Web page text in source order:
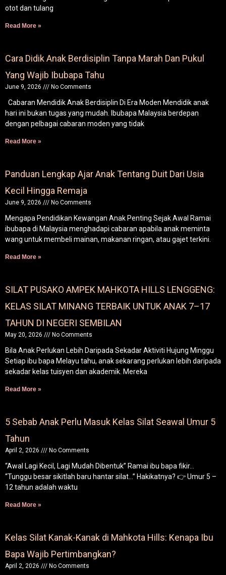
otot dan tulang
Read More »
Cara Didik Anak Berdisiplin Tanpa Marah Dan Pukul
Yang Wajib Ibubapa Tahu
June 9, 2026 No Comments
Cabaran Mendidik Anak Berdisiplin Di Era Moden Mendidik anak
hari ini bukan tugas yang mudah. Ibubapa Malaysia berdepan
dengan pelbagai cabaran moden yang tidak
Read More »
Panduan Lengkap Ajar Anak Tentang Duit Dari Usia
Kecil Hingga Remaja
June 9, 2026 No Comments
Mengapa Pendidikan Kewangan Anak Penting Sejak Awal Ramai
ibubapa di Malaysia menghadapi cabaran apabila anak meminta
wang untuk membeli mainan, makanan ringan, atau gajet terkini.
Read More »
SILAT PUSAKO AMPEK MAHKOTA HILLS LENGGENG:
KELAS SILAT MINANG TERBAIK UNTUK ANAK 7–17
TAHUN DI NEGERI SEMBILAN
May 20, 2026 No Comments
Bila Anak Perlukan Lebih Daripada Sekadar Aktiviti Hujung Minggu
Setiap ibu bapa Melayu tahu, anak sekarang perlukan lebih daripada
sekadar kelas tuisyen dan akademik. Mereka
Read More »
5 Sebab Anak Perlu Masuk Kelas Silat Seawal Umur 5
Tahun
April 2, 2026 No Comments
“Awal Lagi Kecil, Lagi Mudah Dibentuk” Ramai ibu bapa fikir…
“Tunggu besar sikitlah baru hantar silat…” Hakikatnya? 👉 Umur 5 –
12 tahun adalah waktu
Read More »
Kelas Silat Kanak-Kanak di Mahkota Hills: Kenapa Ibu
Bapa Wajib Pertimbangkan?
April 2, 2026 No Comments